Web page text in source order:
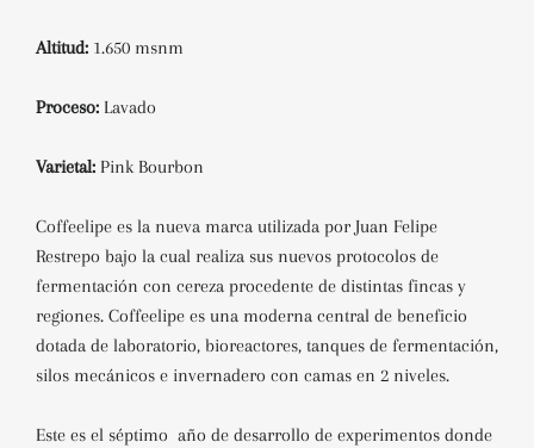
Altitud: 1.650 msnm
Proceso: Lavado
Varietal: Pink Bourbon
Coffeelipe es la nueva marca utilizada por Juan Felipe
Restrepo bajo la cual realiza sus nuevos protocolos de
fermentación con cereza procedente de distintas fincas y
regiones. Coffeelipe es una moderna central de beneficio
dotada de laboratorio, bioreactores, tanques de fermentación,
silos mecánicos e invernadero con camas en 2 niveles.
Este es el séptimo año de desarrollo de experimentos donde